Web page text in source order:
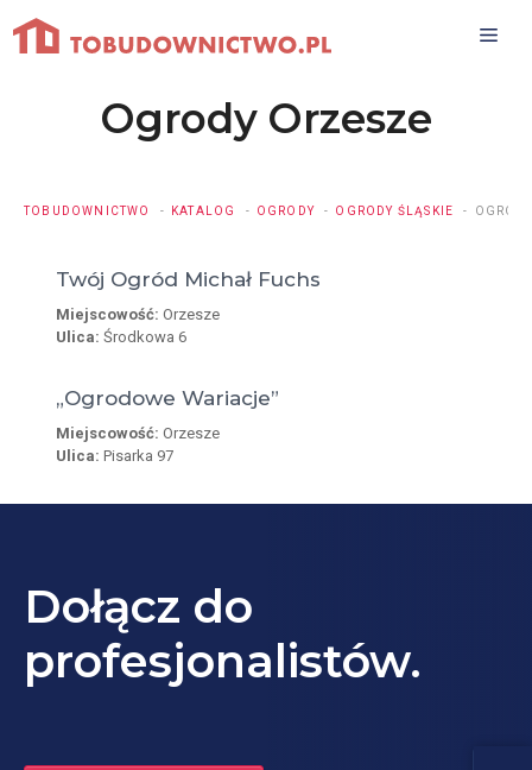
Przejdź
do
Ogrody Orzesze
TOBUDOWNICTWO KATALOG OGRODY OGRODY ŚLĄSKIE
Twój Ogród Michał Fuchs
Miejscowość: Orzesze
Ulica: Środkowa 6
„Ogrodowe Wariacje”
Miejscowość: Orzesze
Ulica: Pisarka 97
Dołącz do
profesjonalistów.